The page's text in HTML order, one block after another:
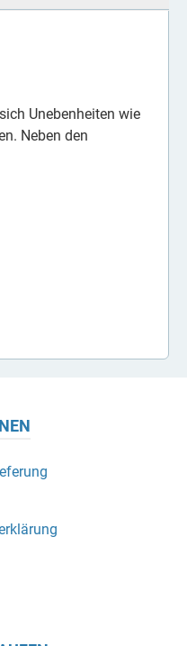
Unebenheiten wie
Neben den